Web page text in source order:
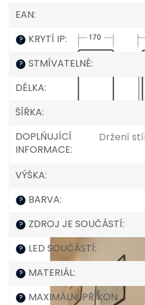
EAN:
? KRYTÍ IP:
? STMÍVATELNÉ:
DÉLKA:
ŠÍŘKA:
DOPLŇUJÍCÍ
INFORMACE:
Držení
VÝŠKA:
? BARVA:
? ZDROJ JE SOUČÁSTÍ:
? LED SOUČÁSTÍ:
? MATERIÁL:
? MAXIMÁLNÍ PŘÍKON: